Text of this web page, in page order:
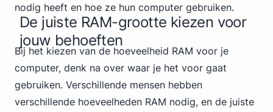
nodig heeft en hoe ze hun computer gebruiken.
De juiste RAM-grootte kiezen voor
jouw behoeften
Bij het kiezen van de hoeveelheid RAM voor je
computer, denk na over waar je het voor gaat
gebruiken. Verschillende mensen hebben
verschillende hoeveelheden RAM nodig, en de juiste